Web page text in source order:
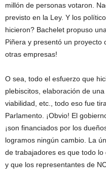
millón de personas votaron.
previsto en la Ley. Y los
hicieron? Bachelet propuso
Piñera y presentó un
otras empresas!
O sea, todo el esfuerzo que
plebiscitos, elaboración de
viabilidad, etc., todo eso fue
Parlamento. ¡Obvio! El
¡son financiados por los
logramos ningún cambio. La
de trabajadores es que todo
y que los representantes de